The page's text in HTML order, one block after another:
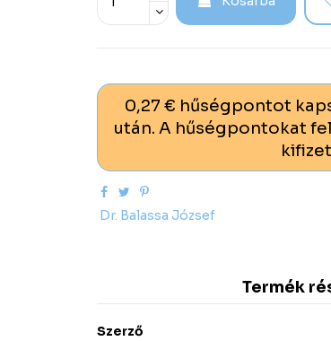
0,27 € hűségpontot
után. A hűségpontokat
Dr. Balassa József
Termék
Szerző